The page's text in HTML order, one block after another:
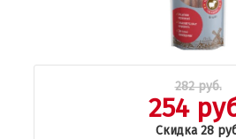
282 руб.
254
Скидка 28